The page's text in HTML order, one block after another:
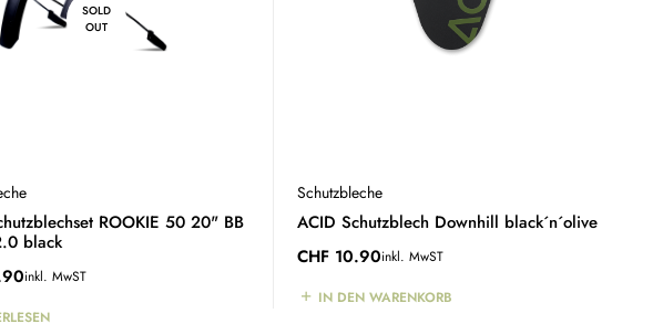
SOLD
OUT
ROOKIE 50 20" BB
black
inkl. MwST
Schutzbleche
ACID Schutzblech Downhill black´n´olive
CHF 10.90inkl. MwST
IN DEN WARENKORB